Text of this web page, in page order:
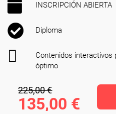
INSCRIPCIÓN ABIERTA
Diploma
Contenidos interactivos
óptimo
225,00 €
135,00 €